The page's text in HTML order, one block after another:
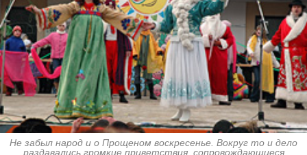
Не забыл народ и о Прощеном воскресенье. Вокруг то и дело
раздавались громкие приветствия, сопровождающиеся